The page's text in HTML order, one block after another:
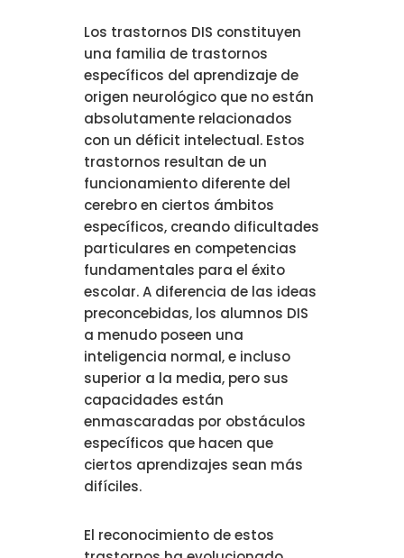
Los trastornos DIS constituyen
una familia de trastornos
específicos del aprendizaje de
origen neurológico que no están
absolutamente relacionados
con un déficit intelectual. Estos
trastornos resultan de un
funcionamiento diferente del
cerebro en ciertos ámbitos
específicos, creando dificultades
particulares en competencias
fundamentales para el éxito
escolar. A diferencia de las ideas
preconcebidas, los alumnos DIS
a menudo poseen una
inteligencia normal, e incluso
superior a la media, pero sus
capacidades están
enmascaradas por obstáculos
específicos que hacen que
ciertos aprendizajes sean más
difíciles.
El reconocimiento de estos